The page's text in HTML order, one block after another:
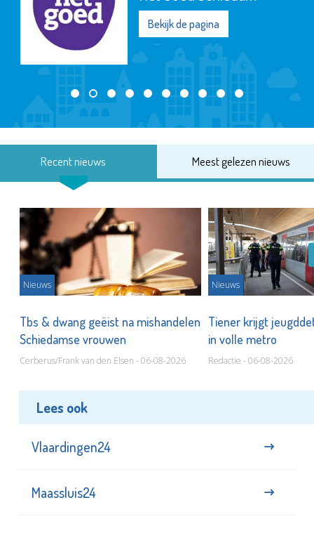
Bekijk de pagina
Recent nieuws Meest gelezen nieuws
Nieuws
Tbs & dwang geëist na mishandelen
Schiedamse vrouwen
Cerberus/Frank van den Elsen - 06-08-2026
Nieuws
Tiener krijgt
in volle metro
Redactie - 06-08-2026
Lees ook
Vlaardingen24
Maassluis24